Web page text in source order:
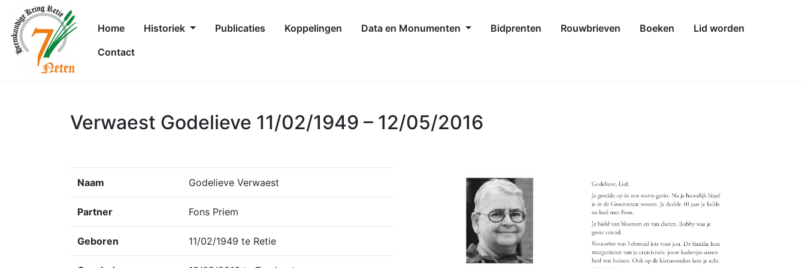
Home Historiek Publicaties Koppelingen Data en Monumenten Bidprenten Rouwbrieven Boeken
Lid worden
Contact
Verwaest Godelieve 11/02/1949 – 12/05/2016
Naam Godelieve Verwaest
Partner Fons Priem
Geboren 11/02/1949 te Retie